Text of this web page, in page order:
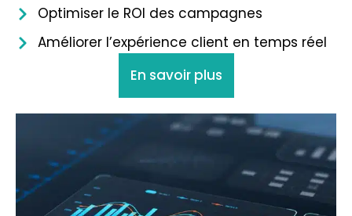
Optimiser le ROI des campagnes
Améliorer l’expérience client en temps réel
En savoir plus